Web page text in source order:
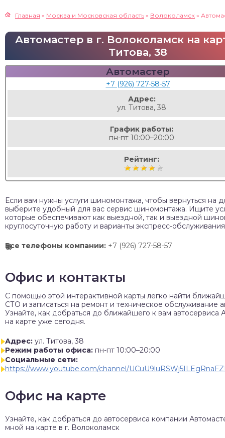
Главная » Москва и Московская область » Волоколамск »
Автомастер в г. Волоколамск на
Титова, 38
Автомастер
+7 (926) 727-58-57
Адрес:
ул. Титова, 38
График работы:
пн-пт 10:00–20:00
Рейтинг:
Если вам нужны услуги шиномонтажа, чтобы вернуться на
выберите удобный для вас сервис шиномонтажа. Ищите
которые обеспечивают как выездной, так и выездной
круглосуточную работу и варианты экспресс-
Все телефоны компании: +7 (926) 727-58-57
Офис и контакты
C помощью этой интерактивной карты легко найти
СТО и записаться на ремонт и техническое обслуживание
Узнайте, как добраться до ближайшего к вам автосервиса
на карте уже сегодня.
Адрес: ул. Титова, 38
Режим работы офиса: пн-пт 10:00–20:00
Социальные сети:
https://www.youtube.com/channel/
Офис на карте
Узнайте, как добраться до автосервиса компании
мной на карте в г. Волоколамск